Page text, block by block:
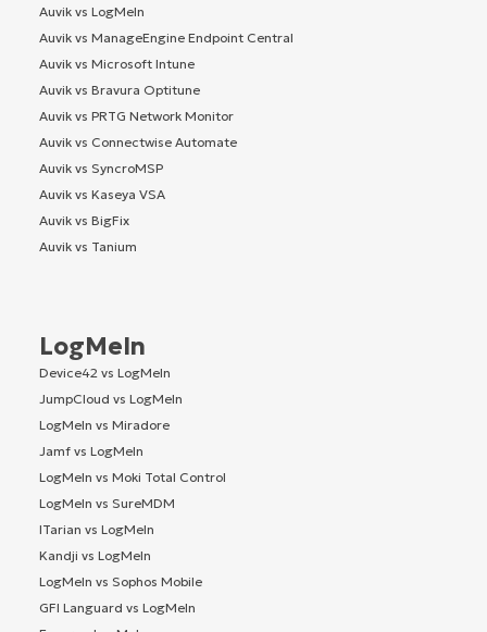
Auvik vs LogMeIn
Auvik vs ManageEngine Endpoint Central
Auvik vs Microsoft Intune
Auvik vs Bravura Optitune
Auvik vs PRTG Network Monitor
Auvik vs Connectwise Automate
Auvik vs SyncroMSP
Auvik vs Kaseya VSA
Auvik vs BigFix
Auvik vs Tanium
LogMeIn
Device42 vs LogMeIn
JumpCloud vs LogMeIn
LogMeIn vs Miradore
Jamf vs LogMeIn
LogMeIn vs Moki Total Control
LogMeIn vs SureMDM
ITarian vs LogMeIn
Kandji vs LogMeIn
LogMeIn vs Sophos Mobile
GFI Languard vs LogMeIn